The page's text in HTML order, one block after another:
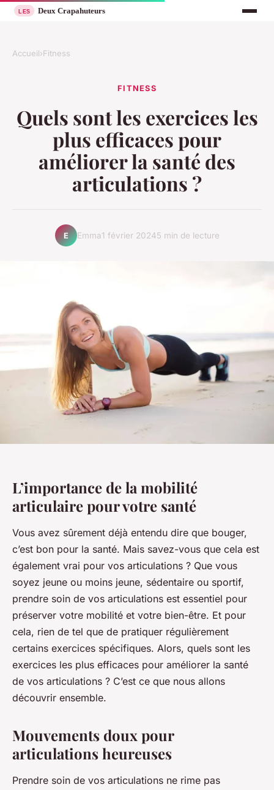
Accueil›Fitness
FITNESS
Quels sont les exercices les
plus efficaces pour
améliorer la santé des
articulations ?
E Emma1 février 20245 min de lecture
L’importance de la mobilité
articulaire pour votre santé
Vous avez sûrement déjà entendu dire que bouger,
c’est bon pour la santé. Mais savez-vous que cela est
également vrai pour vos articulations ? Que vous
soyez jeune ou moins jeune, sédentaire ou sportif,
prendre soin de vos articulations est essentiel pour
préserver votre mobilité et votre bien-être. Et pour
cela, rien de tel que de pratiquer régulièrement
certains exercices spécifiques. Alors, quels sont les
exercices les plus efficaces pour améliorer la santé
de vos articulations ? C’est ce que nous allons
découvrir ensemble.
Mouvements doux pour
articulations heureuses
Prendre soin de vos articulations ne rime pas